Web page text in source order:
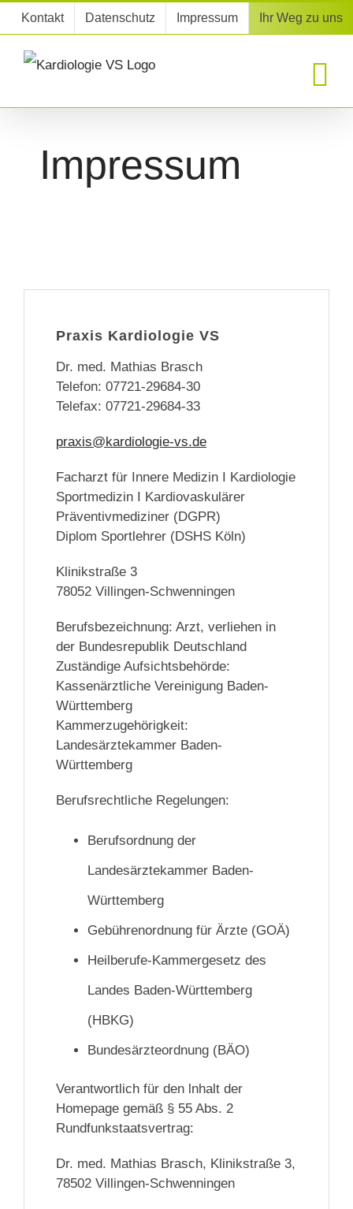
Zum
springen
Kontakt Datenschutz Impressum Ihr Weg zu uns
Impressum
Praxis Kardiologie VS
Dr. med. Mathias Brasch
Telefon: 07721-29684-30
Telefax: 07721-29684-33
praxis@kardiologie-vs.de
Facharzt für Innere Medizin I Kardiologie
Sportmedizin I Kardiovaskulärer
Präventivmediziner (DGPR)
Diplom Sportlehrer (DSHS Köln)
Klinikstraße 3
78052 Villingen-Schwenningen
Berufsbezeichnung: Arzt, verliehen in
der Bundesrepublik Deutschland
Zuständige Aufsichtsbehörde:
Kassenärztliche Vereinigung Baden-
Württemberg
Kammerzugehörigkeit:
Landesärztekammer Baden-
Württemberg
Berufsrechtliche Regelungen:
Berufsordnung der
Landesärztekammer Baden-
Württemberg
Gebührenordnung für Ärzte (GOÄ)
Heilberufe-Kammergesetz des
Landes Baden-Württemberg
(HBKG)
Bundesärzteordnung (BÄO)
Verantwortlich für den lnhalt der
Homepage gemäß § 55 Abs. 2
Rundfunkstaatsvertrag:
Dr. med. Mathias Brasch, Klinikstraße 3,
78502 Villingen-Schwenningen